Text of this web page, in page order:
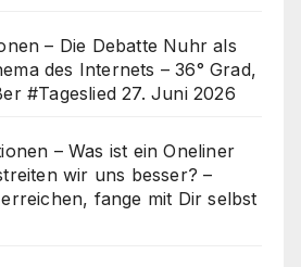
– Die Debatte Nuhr als
des Internets – 36° Grad,
#Tageslied 27. Juni 2026
– Was ist ein Oneliner
wir uns besser? –
fange mit Dir selbst